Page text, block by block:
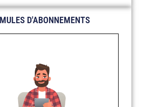
D'ABONNEMENTS